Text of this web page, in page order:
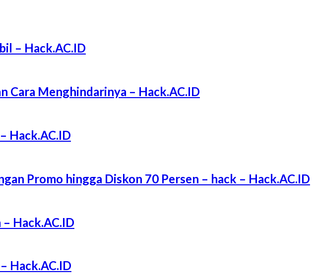
– Hack.AC.ID
Cara Menghindarinya – Hack.AC.ID
Hack.AC.ID
Promo hingga Diskon 70 Persen – hack – Hack.AC.ID
Hack.AC.ID
Hack.AC.ID